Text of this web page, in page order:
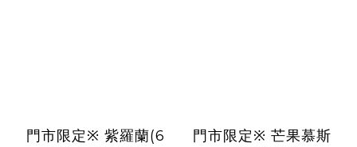
門市限定※ 紫羅蘭(6
門市限定※ 芒果慕斯